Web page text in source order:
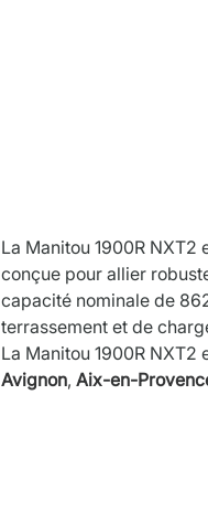
La Manitou 1900R
conçue pour allier
capacité nominale de
terrassement et de
La Manitou 1900R NXT2
Avignon, Aix-en-